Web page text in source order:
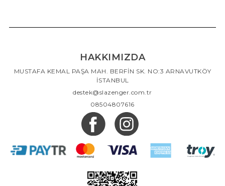
HAKKIMIZDA
MUSTAFA KEMAL PAŞA MAH. BERFİN SK. NO:3 ARNAVUTKÖY
İSTANBUL
destek@slazenger.com.tr
08504807616